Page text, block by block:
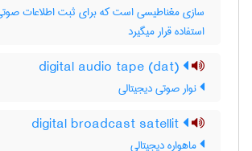
سازی مغناطیسی است که برای ثبت اطلاعات
استفاده قرار میگیرد
نوار صوتی دیجیتالی
ماهواره دیجیتالی